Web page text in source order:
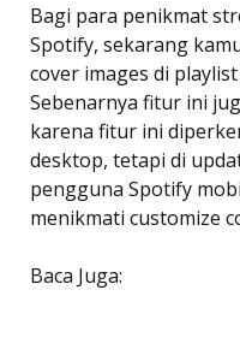
Bagi para penikmat
Spotify, sekarang
cover images di
Sebenarnya fitur ini
karena fitur ini
desktop, tetapi di
pengguna Spotify
menikmati customize
Baca Juga: